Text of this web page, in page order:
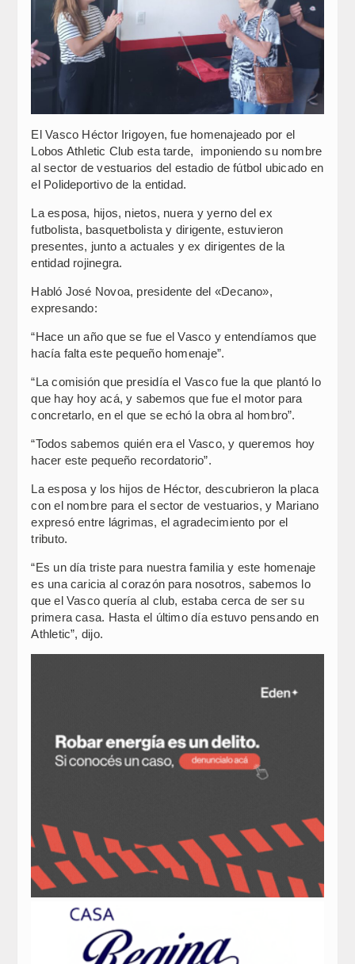
El Vasco Héctor Irigoyen, fue homenajeado por el
Lobos Athletic Club esta tarde, imponiendo su nombre
al sector de vestuarios del estadio de fútbol ubicado en
el Polideportivo de la entidad.
La esposa, hijos, nietos, nuera y yerno del ex
futbolista, basquetbolista y dirigente, estuvieron
presentes, junto a actuales y ex dirigentes de la
entidad rojinegra.
Habló José Novoa, presidente del «Decano»,
expresando:
“Hace un año que se fue el Vasco y entendíamos que
hacía falta este pequeño homenaje”.
“La comisión que presidía el Vasco fue la que plantó lo
que hay hoy acá, y sabemos que fue el motor para
concretarlo, en el que se echó la obra al hombro”.
“Todos sabemos quién era el Vasco, y queremos hoy
hacer este pequeño recordatorio”.
La esposa y los hijos de Héctor, descubrieron la placa
con el nombre para el sector de vestuarios, y Mariano
expresó entre lágrimas, el agradecimiento por el
tributo.
“Es un día triste para nuestra familia y este homenaje
es una caricia al corazón para nosotros, sabemos lo
que el Vasco quería al club, estaba cerca de ser su
primera casa. Hasta el último día estuvo pensando en
Athletic”, dijo.